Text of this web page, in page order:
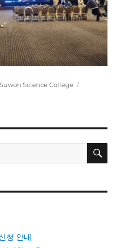
Science College
청 안내